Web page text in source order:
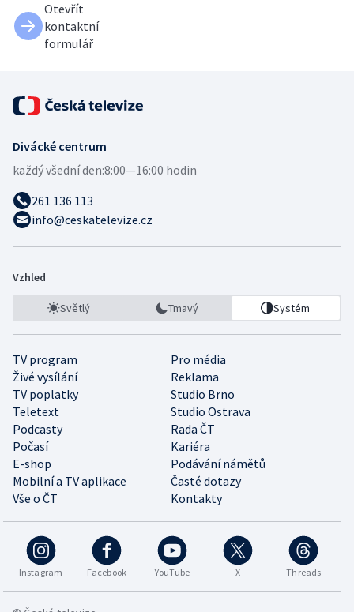
Otevřít
kontaktní
formulář
Divácké centrum
každý všední den:8:00—16:00 hodin
261 136 113
info@ceskatelevize.cz
Vzhled
Světlý Tmavý Systém
TV program
Pro média
Živé vysílání
Reklama
TV poplatky
Studio Brno
Teletext
Studio Ostrava
Podcasty
Rada ČT
Počasí
Kariéra
E-shop
Podávání námětů
Mobilní a TV aplikace
Časté dotazy
Vše o ČT
Kontakty
Instagram Facebook YouTube X Threads